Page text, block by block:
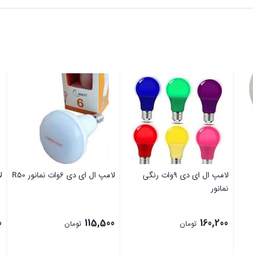
لامپ ال ای دی 9وات رنگی
نمانور
160,200 تومان
لامپ ال ای دی 6وات نمانور R50
115,500 تومان